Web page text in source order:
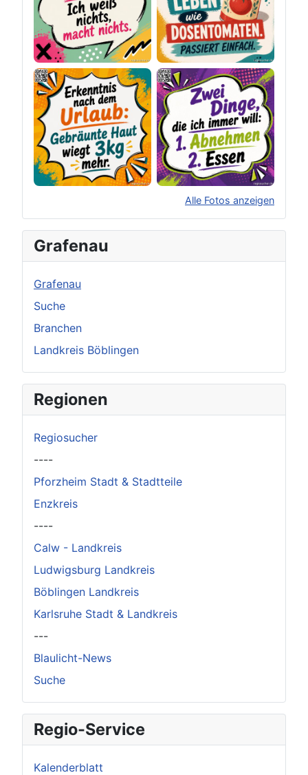
Alle Fotos anzeigen
Original herunterladen
Grafenau
Grafenau
Suche
Branchen
Landkreis Böblingen
Regionen
Regiosucher
----
Pforzheim Stadt & Stadtteile
Enzkreis
----
Calw - Landkreis
Ludwigsburg Landkreis
Böblingen Landkreis
Karlsruhe Stadt & Landkreis
---
Blaulicht-News
Suche
Regio-Service
Kalenderblatt